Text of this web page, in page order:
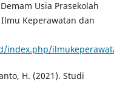
Usia Prasekolah
Keperawatan dan
index.php/
H. (2021). Studi